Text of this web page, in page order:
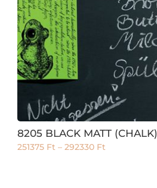
8205 BLACK MATT (CHALK)
251375 Ft – 292330 Ft